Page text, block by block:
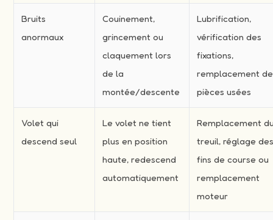
Bruits
anormaux
Couinement,
grincement ou
claquement lors
de la
montée/descente
Lubrification,
vérification des
fixations,
remplacement de
pièces usées
Volet qui
descend seul
Le volet ne tient
plus en position
haute, redescend
automatiquement
Remplacement
treuil, réglage
fins de course ou
remplacement
moteur